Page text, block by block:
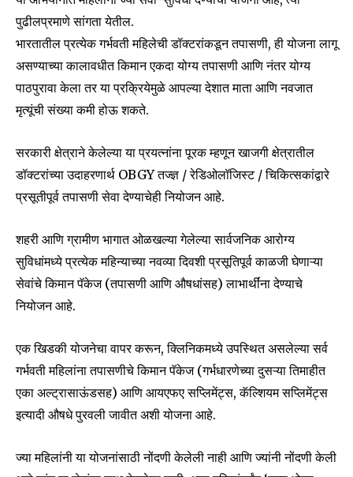
SUBSCRIBERS and be part of the
conversation.
To subscribe, simply enter your email address on our website
your privacy and won't spam your inbox. Your information is
safe with us.
I've read and accept the Privacy Policy
Fans Followers
पुढीलप्रमाणे सांगता येतील.
भारतातील प्रत्येक गर्भवती महिलेची डॉक्टरांकडून तपासणी, ही योजना लागू
असण्याच्या कालावधीत किमान एकदा योग्य तपासणी आणि नंतर योग्य
पाठपुरावा केला तर या प्रक्रियेमुळे आपल्या देशात माता आणि नवजात
मृत्यूंची संख्या कमी होऊ शकते.
सरकारी क्षेत्राने केलेल्या या प्रयत्नांना पूरक म्हणून खाजगी क्षेत्रातील
डॉक्टरांच्या उदाहरणार्थ OBGY तज्ज्ञ / रेडिओलॉजिस्ट / चिकित्सकांद्वारे
प्रसूतीपूर्व तपासणी सेवा देण्याचेही नियोजन आहे.
शहरी आणि ग्रामीण भागात ओळखल्या गेलेल्या सार्वजनिक आरोग्य
सुविधांमध्ये प्रत्येक महिन्याच्या नवव्या दिवशी प्रसूतिपूर्व काळजी घेणाऱ्या
सेवांचे किमान पॅकेज (तपासणी आणि औषधांसह) लाभार्थींना देण्याचे
नियोजन आहे.
एक खिडकी योजनेचा वापर करून, क्लिनिकमध्ये उपस्थित असलेल्या सर्व
गर्भवती महिलांना तपासणीचे किमान पॅकेज (गर्भधारणेच्या दुसऱ्या तिमाहीत
एका अल्ट्रासाऊंडसह) आणि आयएफए सप्लिमेंट्स, कॅल्शियम सप्लिमेंट्स
इत्यादी औषधे पुरवली जावीत अशी योजना आहे.
ज्या महिलांनी या योजनांसाठी नोंदणी केलेली नाही आणि ज्यांनी नोंदणी केली